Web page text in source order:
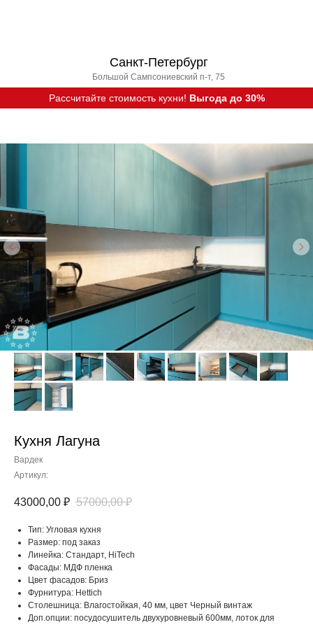
Санкт-Петербург
Большой Сампсониевский п-т, 75
Вызвать дизайнера
Рассчитайте стоимость кухни! Выгода до 30%
Кухня Лагуна
Вардек
Артикул:
43000,00 ₽ 57000,00 ₽
Тип: Угловая кухня
Размер: под заказ
Линейка: Стандарт, HiTech
Фасады: МДФ пленка
Цвет фасадов: Бриз
Фурнитура: Hettich
Столешница: Влагостойкая, 40 мм, цвет Черный винтаж
Доп.опции: посудосушитель двухуровневый 600мм, лоток для